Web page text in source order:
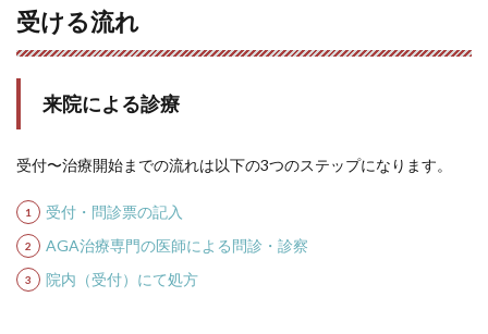
受ける流れ
来院による診療
受付〜治療開始までの流れは以下の3つのステップになります。
受付・問診票の記入
AGA治療専門の医師による問診・診察
院内（受付）にて処方